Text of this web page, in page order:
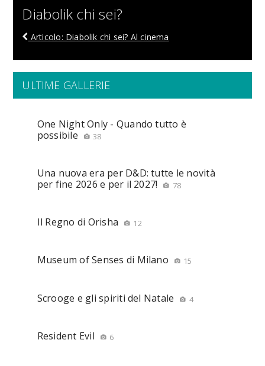
Diabolik chi sei?
Articolo: Diabolik chi sei? Al cinema
ULTIME GALLERIE
One Night Only - Quando tutto è
possibile
38
Una nuova era per D&D: tutte le novità
per fine 2026 e per il 2027!
78
Il Regno di Orisha 12
Museum of Senses di Milano 15
Scrooge e gli spiriti del Natale 4
Resident Evil 6